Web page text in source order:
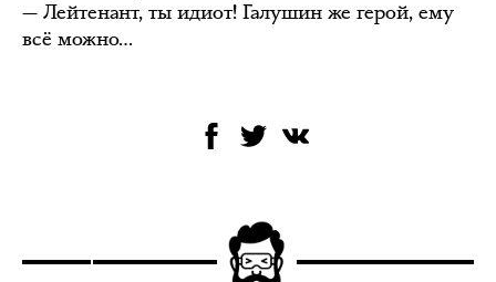
— Лейтенант, ты идиот! Галушин же герой, ему
всё можно…